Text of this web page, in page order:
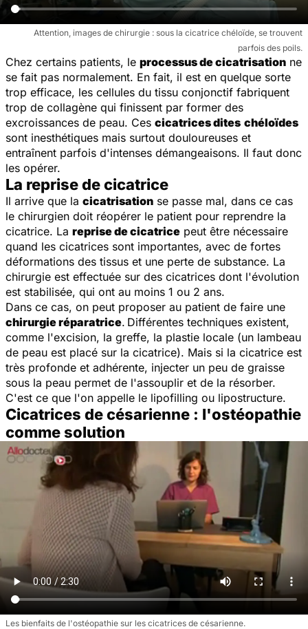
Attention, images de chirurgie : sous la cicatrice chéloïde, se trouvent
parfois des poils.
Chez certains patients, le processus de cicatrisation ne
se fait pas normalement. En fait, il est en quelque sorte
trop efficace, les cellules du tissu conjonctif fabriquent
trop de collagène qui finissent par former des
excroissances de peau. Ces cicatrices dites chéloïdes
sont inesthétiques mais surtout douloureuses et
entraînent parfois d'intenses démangeaisons. Il faut donc
les opérer.
La reprise de cicatrice
Il arrive que la cicatrisation se passe mal, dans ce cas
le chirurgien doit réopérer le patient pour reprendre la
cicatrice. La reprise de cicatrice peut être nécessaire
quand les cicatrices sont importantes, avec de fortes
déformations des tissus et une perte de substance. La
chirurgie est effectuée sur des cicatrices dont l'évolution
est stabilisée, qui ont au moins 1 ou 2 ans.
Dans ce cas, on peut proposer au patient de faire une
chirurgie réparatrice. Différentes techniques existent,
comme l'excision, la greffe, la plastie locale (un lambeau
de peau est placé sur la cicatrice). Mais si la cicatrice est
très profonde et adhérente, injecter un peu de graisse
sous la peau permet de l'assouplir et de la résorber.
C'est ce que l'on appelle le lipofilling ou lipostructure.
Cicatrices de césarienne : l'ostéopathie
comme solution
Les bienfaits de l'ostéopathie sur les cicatrices de césarienne.